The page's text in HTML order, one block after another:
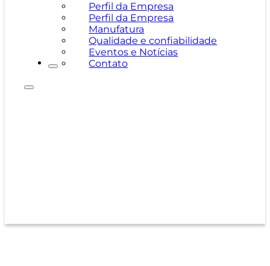
Perfil da Empresa
Perfil da Empresa
Manufatura
Qualidade e confiabilidade
Eventos e Notícias
Contato